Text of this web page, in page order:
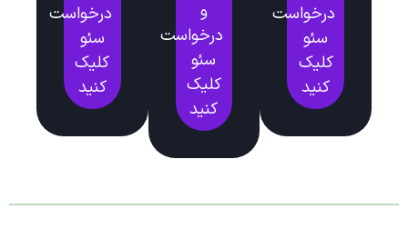
درخواست
سئو
کلیک
کنید
درخواست
سئو
کلیک
کنید
درخواست
سئو
کلیک
کنید